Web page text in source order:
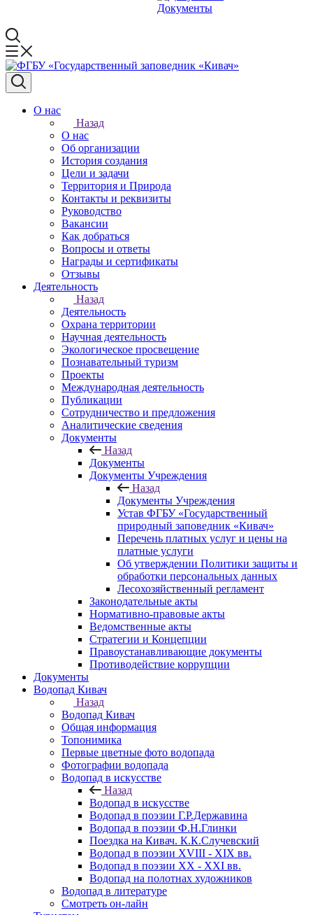
Документы
О нас
Назад
О нас
Об организации
История создания
Цели и задачи
Территория и Природа
Контакты и реквизиты
Руководство
Вакансии
Как добраться
Вопросы и ответы
Награды и сертификаты
Отзывы
Деятельность
Назад
Деятельность
Охрана территории
Научная деятельность
Экологическое просвещение
Познавательный туризм
Проекты
Международная деятельность
Публикации
Сотрудничество и предложения
Аналитические сведения
Документы
Назад
Документы
Документы Учреждения
Назад
Документы Учреждения
Устав ФГБУ «Государственный
природный заповедник «Кивач»
Перечень платных услуг и цены на
платные услуги
Об утверждении Политики защиты и
обработки персональных данных
Лесохозяйственный регламент
Законодательные акты
Нормативно-правовые акты
Ведомственные акты
Стратегии и Концепции
Правоустанавливающие документы
Противодействие коррупции
Документы
Водопад Кивач
Назад
Водопад Кивач
Общая информация
Топонимика
Первые цветные фото водопада
Фотографии водопада
Водопад в искусстве
Назад
Водопад в искусстве
Водопад в поэзии Г.Р.Державина
Водопад в поэзии Ф.Н.Глинки
Поездка на Кивач. К.К.Случевский
Водопад в поэзии XVIII - XIX вв.
Водопад в поэзии XX - XXI вв.
Водопад на полотнах художников
Водопад в литературе
Смотреть он-лайн